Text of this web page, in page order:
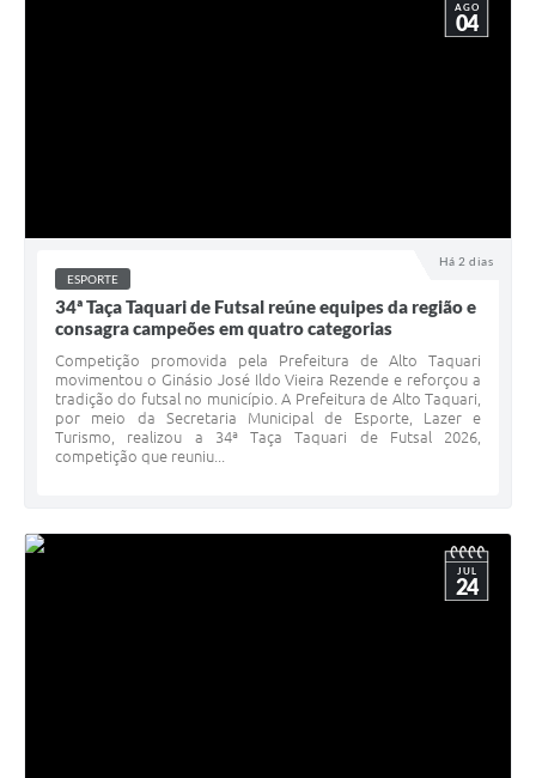
Há 2 dias
AGO
04
ESPORTE
34ª Taça Taquari de Futsal reúne equipes da região e
consagra campeões em quatro categorias
Competição promovida pela Prefeitura de Alto Taquari
movimentou o Ginásio José Ildo Vieira Rezende e reforçou a
tradição do futsal no município. A Prefeitura de Alto Taquari,
por meio da Secretaria Municipal de Esporte, Lazer e
Turismo, realizou a 34ª Taça Taquari de Futsal 2026,
competição que reuniu...
JUL
24